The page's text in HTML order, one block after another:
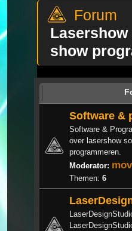
show
Software &
Software &
over lasershow
programmeren.
Moderator:
Themen: 6